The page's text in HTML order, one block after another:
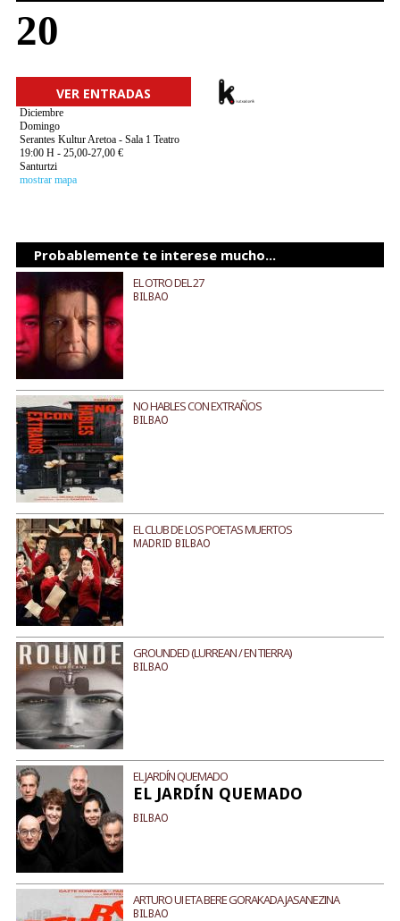
20
VER ENTRADAS
Diciembre
Domingo
Serantes Kultur Aretoa - Sala 1 Teatro
19:00 H - 25,00-27,00 €
Santurtzi
mostrar mapa
Probablemente te interese mucho...
EL OTRO DEL 27
BILBAO
NO HABLES CON EXTRAÑOS
BILBAO
EL CLUB DE LOS POETAS MUERTOS
MADRID BILBAO
GROUNDED (LURREAN / EN TIERRA)
BILBAO
EL JARDÍN QUEMADO
EL JARDÍN QUEMADO
BILBAO
ARTURO UI ETA BERE GORAKADA JASANEZINA
BILBAO